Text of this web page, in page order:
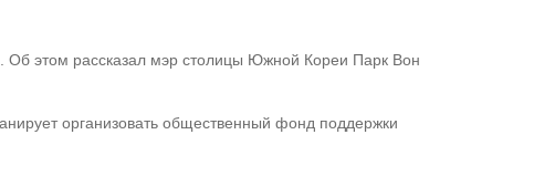
Об этом рассказал мэр столицы Южной Кореи Парк Вон
организовать общественный фонд поддержки